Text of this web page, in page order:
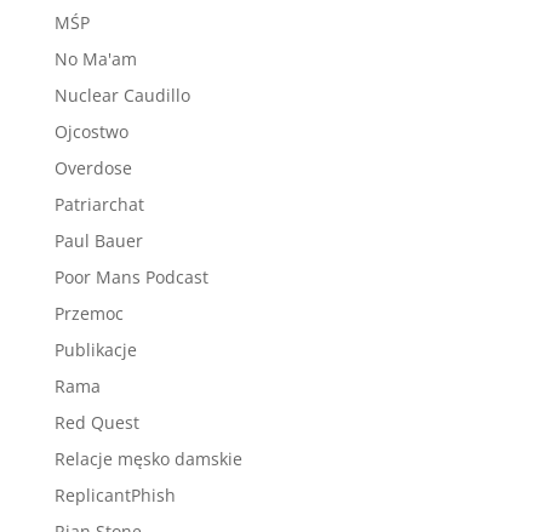
MŚP
No Ma'am
Nuclear Caudillo
Ojcostwo
Overdose
Patriarchat
Paul Bauer
Poor Mans Podcast
Przemoc
Publikacje
Rama
Red Quest
Relacje męsko damskie
ReplicantPhish